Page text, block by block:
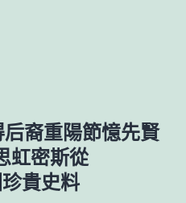
裔重陽節憶先賢
虹密斯從
貴史料